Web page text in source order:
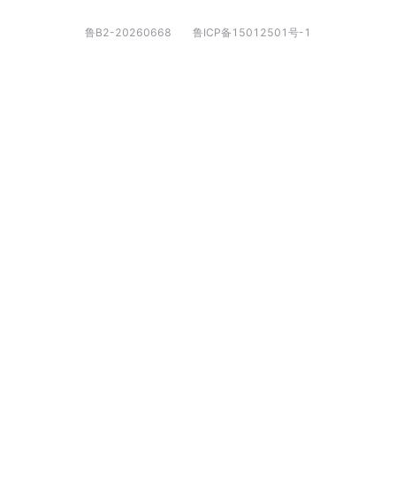
鲁B2-20260668 鲁ICP备15012501号-1